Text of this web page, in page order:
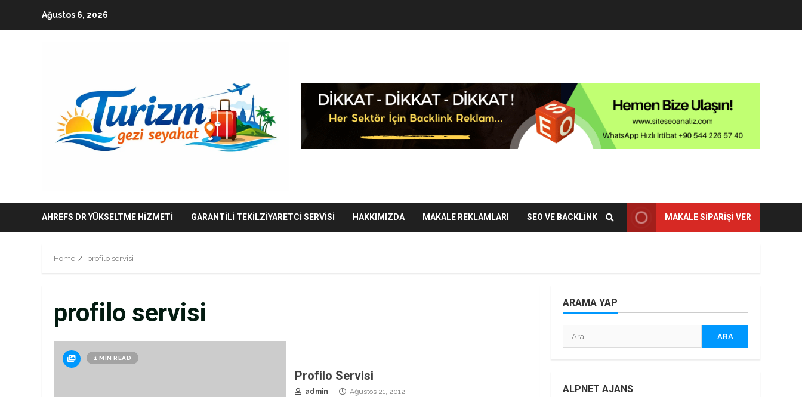
Ağustos 6, 2026
AHREFS DR YÜKSELTME HIZMETI GARANTILI TEKILZIYARETCI SERVISI HAKKIMIZDA MAKALE REKLAMLARI SEO VE BACKLINK MAKALE SIPARIŞI VER
Home profilo servisi
profilo servisi
1 MIN READ
Profilo Servisi
admin Ağustos 21, 2012
ARAMA YAP
Arama:
ALPNET AJANS